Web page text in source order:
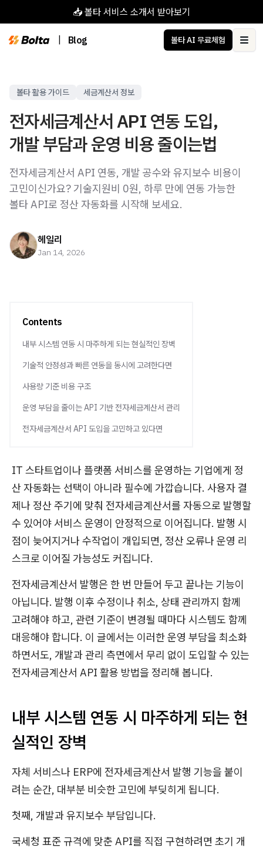
📥 볼타 서비스 소개서 받아보기
Blog 볼타 AI 무료체험
볼타 활용 가이드 세금계산서 정보
전자세금계산서 API 연동 도입,
개발 부담과 운영 비용 줄이는법
전자세금계산서 API 연동, 개발 공수와 유지보수 비용이
고민이신가요? 기술지원비 0원, 하루 만에 연동 가능한
볼타 API로 정산 자동화를 시작해 보세요.
헤일리
Jan 14, 2026
Contents
내부 시스템 연동 시 마주하게 되는 현실적인 장벽
기술적 안정성과 빠른 연동을 동시에 고려한다면
사용량 기준 비용 구조
운영 부담을 줄이는 API 기반 전자세금계산서 관리
전자세금계산서 API 도입을 고민하고 있다면
IT 스타트업이나 플랫폼 서비스를 운영하는 기업에게 정
산 자동화는 선택이 아니라 필수에 가깝습니다. 사용자 결
제나 정산 주기에 맞춰 전자세금계산서를 자동으로 발행할
수 있어야 서비스 운영이 안정적으로 이어집니다. 발행 시
점이 늦어지거나 수작업이 개입되면, 정산 오류나 운영 리
스크로 이어질 가능성도 커집니다.
전자세금계산서 발행은 한 번 만들어 두고 끝나는 기능이
아닙니다. 발행 이후 수정이나 취소, 상태 관리까지 함께
고려해야 하고, 관련 기준이 변경될 때마다 시스템도 함께
대응해야 합니다. 이 글에서는 이러한 운영 부담을 최소화
하면서도, 개발과 관리 측면에서 무리 없이 도입할 수 있는
전자세금계산서 API 활용 방법을 정리해 봅니다.
내부 시스템 연동 시 마주하게 되는 현
실적인 장벽
자체 서비스나 ERP에 전자세금계산서 발행 기능을 붙이
려는 순간, 대부분 비슷한 고민에 부딪히게 됩니다.
첫째, 개발과 유지보수 부담입니다.
국세청 표준 규격에 맞춘 API를 직접 구현하려면 초기 개